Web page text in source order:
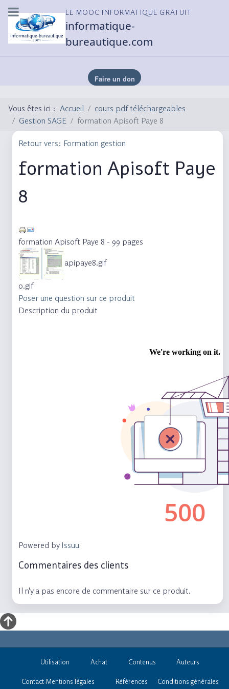
LE MOOC INFORMATIQUE GRATUIT
informatique-
bureautique.com
Vous êtes ici : Accueil
cours pdf téléchargeables
Gestion SAGE
formation Apisoft Paye 8
Retour vers: Formation gestion
formation Apisoft Paye
8
formation Apisoft Paye 8 - 99 pages
apipaye8.gif
0.gif
Poser une question sur ce produit
Description du produit
Powered by Issuu
Commentaires des clients
Il n'y a pas encore de commentaire sur ce produit.
Utilisation Achat Contenus Auteurs
Contact-Mentions légales Références Conditions générales